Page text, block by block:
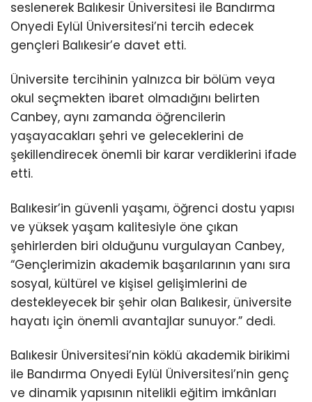
seslenerek Balıkesir Üniversitesi ile Bandırma
Onyedi Eylül Üniversitesi’ni tercih edecek
gençleri Balıkesir’e davet etti.
Üniversite tercihinin yalnızca bir bölüm veya
okul seçmekten ibaret olmadığını belirten
Canbey, aynı zamanda öğrencilerin
yaşayacakları şehri ve geleceklerini de
şekillendirecek önemli bir karar verdiklerini ifade
etti.
Balıkesir’in güvenli yaşamı, öğrenci dostu yapısı
ve yüksek yaşam kalitesiyle öne çıkan
şehirlerden biri olduğunu vurgulayan Canbey,
“Gençlerimizin akademik başarılarının yanı sıra
sosyal, kültürel ve kişisel gelişimlerini de
destekleyecek bir şehir olan Balıkesir, üniversite
hayatı için önemli avantajlar sunuyor.” dedi.
Balıkesir Üniversitesi’nin köklü akademik birikimi
ile Bandırma Onyedi Eylül Üniversitesi’nin genç
ve dinamik yapısının nitelikli eğitim imkânları